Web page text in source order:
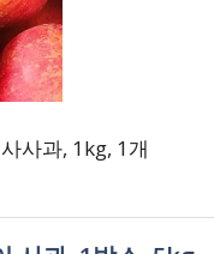
사과, 1kg, 1개